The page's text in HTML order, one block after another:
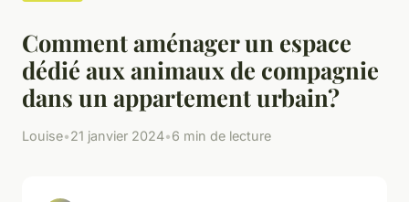
Comment aménager un espace
dédié aux animaux de compagnie
dans un appartement urbain?
Louise•21 janvier 2024•6 min de lecture